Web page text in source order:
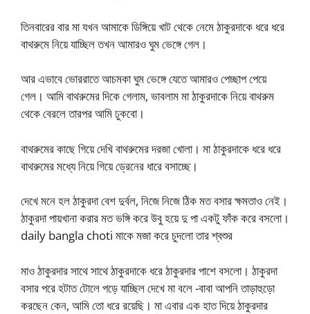
তিনবারের বার মা যখন আমাকে ডিঙ্গিয়ে খাট থেকে নেমে ঠাকুরদাকে ধরে ধরে
বাথরুমে নিয়ে যাচ্ছিল তখন আমারও ঘুম ভেঙ্গে গেল।
আর এভাবে ভোররাতে আচমকা ঘুম ভেঙ্গে যেতে আমারও পেচ্ছাপ পেয়ে
গেল। আমি বাথরুমের দিকে গেলাম, ভাবলাম মা ঠাকুরদাকে নিয়ে বাথরুম
থেকে বেরলে তারপর আমি ঢুকবো।
বাথরুমের কাছে গিয়ে দেখি বাথরুমের দরজা খোলা। মা ঠাকুরদাকে ধরে ধরে
বাথরুমের মধ্যে নিয়ে গিয়ে ড্রেনের ধারে বসাচ্ছে।
দেখে মনে হল ঠাকুরদা বেশ দুর্বল, নিজে নিজে ঠিক মত বসার ক্ষমতাও নেই।
ঠাকুরদা পায়খানা করার মত ভঙ্গি করে উবু হয়ে দু পা একটু ফাঁক করে বসলো।
daily bangla choti মাকে মজা করে চুদলো তার শ্বশুর
মাও ঠাকুরদার সাথে সাথে ঠাকুরদাকে ধরে ঠাকুরদার পাশে বসলো। ঠাকুরদা
বসার পরে হটাত টোলে পড়ে যাচ্ছিল দেখে মা বলে -বাবা আপনি তাড়াহুড়ো
করছেন কেন, আমি তো ধরে রয়েছি। মা এবার এক হাত দিয়ে ঠাকুরদার